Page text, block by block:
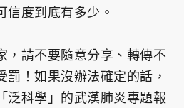
信度到底有多少。
，請不要隨意分享、轉傳不
罰！如果沒辦法確定的話，
泛科學」的武漢肺炎專題報